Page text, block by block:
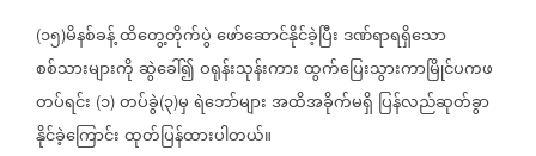
(၁၅)မိနစ်ခန့်ထိတွေ့တိုက်ပွဲဖော်ဆောင်နိုင်ခဲ့ပြီးဒဏ်ရာရရှိသော
စစ်သားများကိုဆွဲခေါ်၍ဝရုန်းသုန်းကားထွက်ပြေးသွားကာမြိုင်ပကဖ
တပ်ရင်း (၁) တပ်ခွဲ(၃)မှရဲဘော်များအထိအခိုက်မရှိ ပြန်လည်ဆုတ်ခွာ
နိုင်ခဲ့ကြောင်းထုတ်ပြန်ထားပါတယ်။